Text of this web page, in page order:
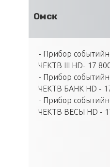
Омск
- Прибор
ЧЕКТВ III HD- 17
- Прибор
ЧЕКТВ БАНК HD -
- Прибор
ЧЕКТВ ВЕСЫ HD -